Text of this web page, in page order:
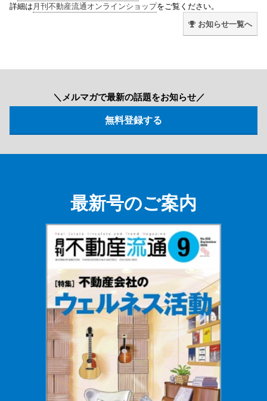
詳細は 月刊不動産流通オンラインショップをご覧ください。
お知らせ一覧へ
＼メルマガで最新の話題をお知らせ／
最新号のご案内